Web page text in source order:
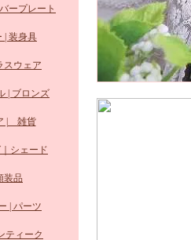
ープレート
| 装身具
スウェア
| ブロンズ
| 雑貨
シェード
装品
| パーツ
ティーク